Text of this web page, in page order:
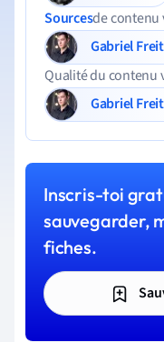
Sourcesde contenu
Gabriel
Qualité du contenu
Gabriel
Inscris-toi
sauvegarder,
fiches.